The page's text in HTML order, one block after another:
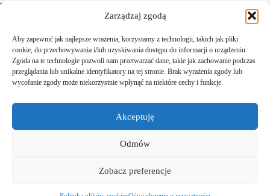
Zarządzaj zgodą
Aby zapewnić jak najlepsze wrażenia, korzystamy z technologii, takich jak pliki
cookie, do przechowywania i/lub uzyskiwania dostępu do informacji o urządzeniu.
Zgoda na te technologie pozwoli nam przetwarzać dane, takie jak zachowanie podczas
przeglądania lub unikalne identyfikatory na tej stronie. Brak wyrażenia zgody lub
wycofanie zgody może niekorzystnie wpłynąć na niektóre cechy i funkcje.
Akceptuję
Odmów
Zobacz preferencje
Pomoc
Jak kupować?
Częste pytania
Polityka prywatności